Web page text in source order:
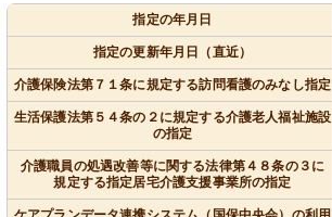
指定の年月日
指定の更新年月日（直近）
介護保険法第７１条に規定する訪問看護のみなし指定
生活保護法第５４条の２に規定する介護老人福祉施設
の指定
介護職員の処遇改善等に関する法律第４８条の３に
規定する指定居宅介護支援事業所の指定